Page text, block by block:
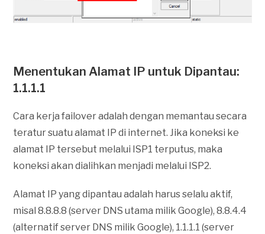
Menentukan Alamat IP untuk Dipantau:
1.1.1.1
Cara kerja failover adalah dengan memantau secara
teratur suatu alamat IP di internet. Jika koneksi ke
alamat IP tersebut melalui ISP1 terputus, maka
koneksi akan dialihkan menjadi melalui ISP2.
Alamat IP yang dipantau adalah harus selalu aktif,
misal 8.8.8.8 (server DNS utama milik Google), 8.8.4.4
(alternatif server DNS milik Google), 1.1.1.1 (server